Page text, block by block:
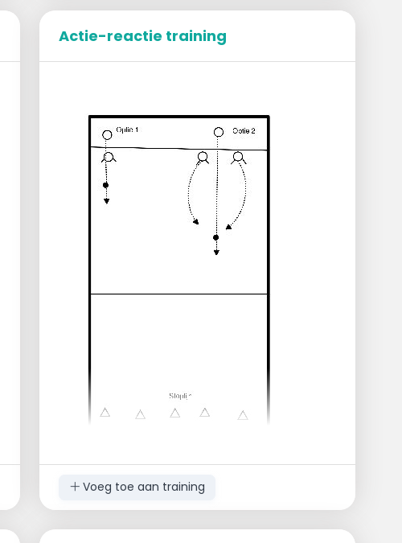
Uitvoering
Spelers rijden om beurten twee rondes
rond de cirkel die in het midden van de
zaal ligt.
Oefeningen
Op handen stappen met voeten breed
gespreid die niet van de grond komen.
Voorwaarts steppen met één voet op de
grond.
Overstap achterwaarts per twee.
Na elke ronde komt er een extra speler bij.
Actie-reactie training
Uitvoering
Voeg toe aan training